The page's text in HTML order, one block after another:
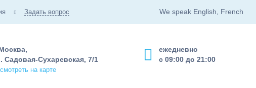
Задать вопрос We speak English, French
ежедневно
с 09:00 до 21:00
Садовая-Сухаревская, 7/1
на карте